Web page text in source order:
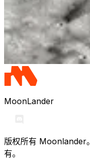
MoonLander
版权所有 Moonlander。
有。